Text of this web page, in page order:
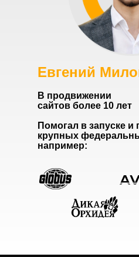
Евгений
В продвижении
сайтов более 10 лет
Помогал в запуске
крупных
например: